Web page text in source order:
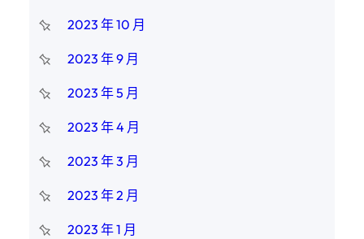
2023 年 10 月
2023 年 9 月
2023 年 5 月
2023 年 4 月
2023 年 3 月
2023 年 2 月
2023 年 1 月